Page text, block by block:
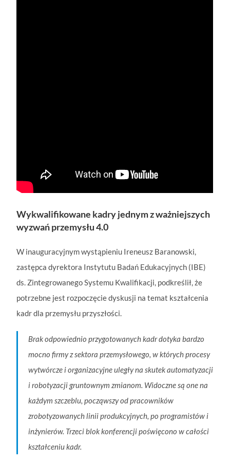
Wykwalifikowane kadry jednym z ważniejszych
wyzwań przemysłu 4.0
W inauguracyjnym wystąpieniu Ireneusz Baranowski,
zastępca dyrektora Instytutu Badań Edukacyjnych (IBE)
ds. Zintegrowanego Systemu Kwalifikacji, podkreślił, że
potrzebne jest rozpoczęcie dyskusji na temat kształcenia
kadr dla przemysłu przyszłości.
Brak odpowiednio przygotowanych kadr dotyka bardzo
mocno firmy z sektora przemysłowego, w których procesy
wytwórcze i organizacyjne uległy na skutek automatyzacji
i robotyzacji gruntownym zmianom. Widoczne są one na
każdym szczeblu, począwszy od pracowników
zrobotyzowanych linii produkcyjnych, po programistów i
inżynierów. Trzeci blok konferencji poświęcono w całości
kształceniu kadr.